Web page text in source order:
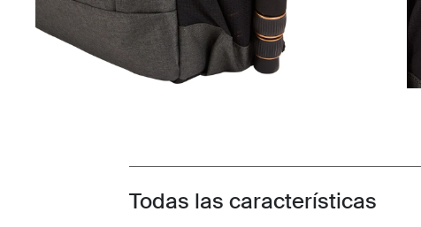
Toggle features
Todas las características